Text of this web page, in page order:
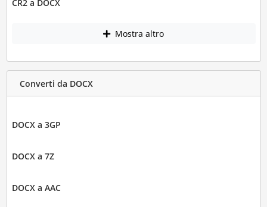
CR2 a DOCX
Mostra altro
Converti da DOCX
DOCX a 3GP
DOCX a 7Z
DOCX a AAC